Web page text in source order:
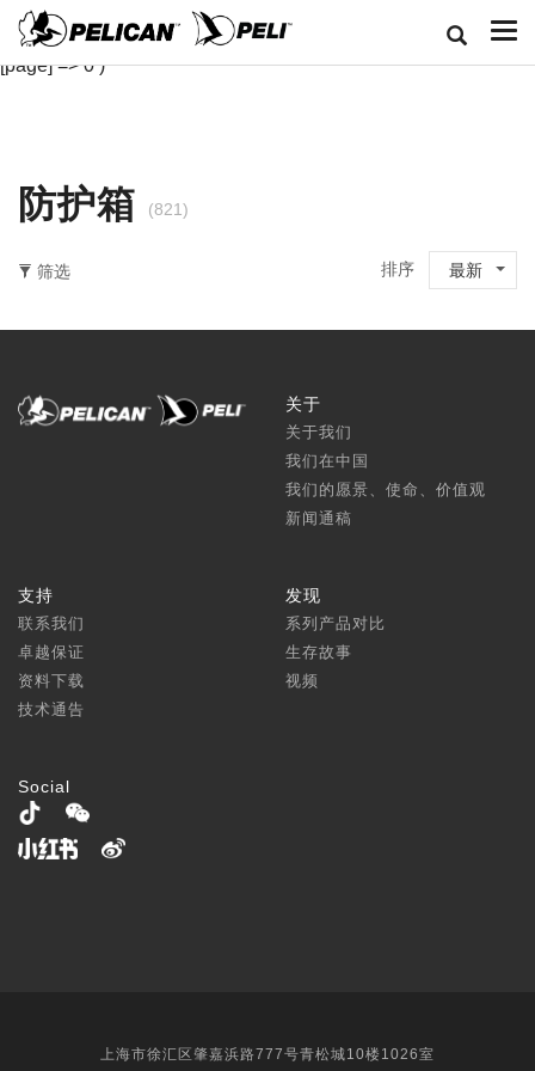
Array ( [classid] => 1 [cj] => 6 [length] => 0-147 [width] => 0-147
[depth] => 0-66 [rl] => 6 [pz] => 1 [cpll] => 8 [bb] => 0 [sort] => 1
[page] => 0 )
防护箱 (821)
筛选 排序 最新
关于
关于我们
我们在中国
我们的愿景、使命、价值观
新闻通稿
支持
联系我们
卓越保证
资料下载
技术通告
发现
系列产品对比
生存故事
视频
Social
上海市徐汇区肇嘉浜路777号青松城10楼1026室